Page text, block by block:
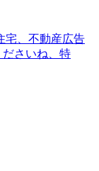
宅、不動産広告
さいね、特